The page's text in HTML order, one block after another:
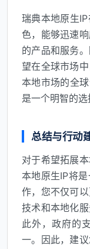
瑞典本地原生
色，能够迅速
的产品和服务
望在全球市场
本地市场的全
是一个明智的选
总结与行动
对于希望拓展
本地原生IP将
作，您不仅可
技术和本地化
此外，政府的
一。因此，建